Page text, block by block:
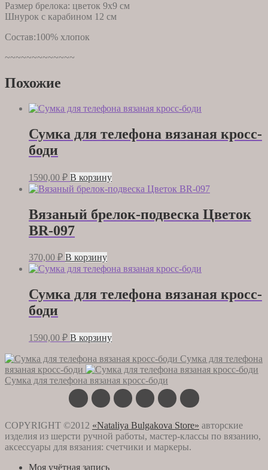
Размер брелока: цветок 9х9 см
Шнурок с карабином 12 см
Состав:100% хлопок
~~~~~~~~~~~~~
Похожие
Сумка для телефона вязаная кросс-
боди
1590,00 ₽ В корзину
Вязаный брелок-подвеска Цветок
BR-097
370,00 ₽ В корзину
Сумка для телефона вязаная кросс-
боди
1590,00 ₽ В корзину
Сумка для телефона
вязаная кросс-боди
Сумка для телефона вязаная кросс-боди
COPYRIGHT ©2012 «Nataliya Bulgakova Store» авторские
изделия из шерсти ручной работы, мастер-классы по вязанию,
аксессуары для вязания: счетчики и маркеры.
Моя учётная запись